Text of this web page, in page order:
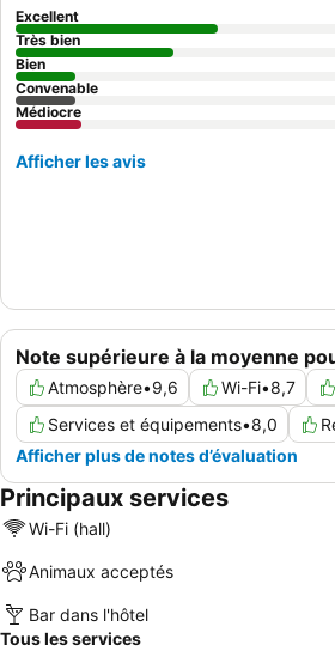
Note supérieure à la moyenne
Atmosphère•9,6 Wi-Fi•8,7
Services et équipements•8,0
Afficher plus de notes d’évaluation
Excellent
Très bien
Bien
Convenable
Médiocre
Afficher les avis
Principaux services
Wi-Fi (hall)
Animaux acceptés
Bar dans l'hôtel
Tous les services